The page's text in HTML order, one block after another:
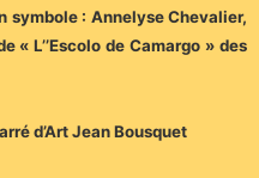
symbole : Annelyse Chevalier,
« L’’Escolo de Camargo » des
d’Art Jean Bousquet